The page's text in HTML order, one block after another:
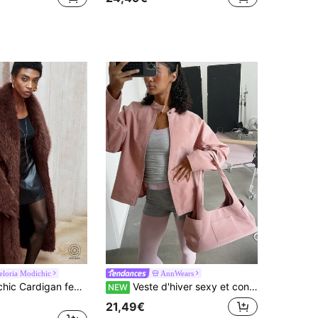
Modichic
Aveloria Modichic Cardigan femme élégant à col en fausse fourrure ouvert, automne/hiver
AnnWears
NEW Veste d'hiver sexy et confortable en faux daim, couleur unie, à manches longues, avec fermeture éclair, pour femmes
21,49€